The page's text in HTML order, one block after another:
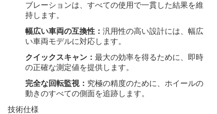
ブレーションは、すべての使用で一貫した結果を維
持します。
幅広い車両の互換性： 汎用性の高い設計には、幅広
い車両モデルに対応します。
クイックスキャン： 最大の効率を得るために、即時
の正確な測定値を提供します。
完全な回転監視： 究極の精度のために、ホイールの
動きのすべての側面を追跡します。
技術仕様